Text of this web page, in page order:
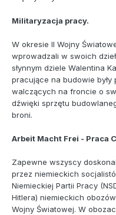
Militaryzacja pracy.
W okresie II Wojny
wprowadzali w swoich
słynnym dziele Walentina
pracujące na budowie były
walczących na froncie o
dźwięki sprzętu
broni.
Arbeit Macht Frei - Praca
Zapewne wszyscy
przez niemieckich
Niemieckiej Partii Pracy
Hitlera) niemieckich
Wojny Światowej. W